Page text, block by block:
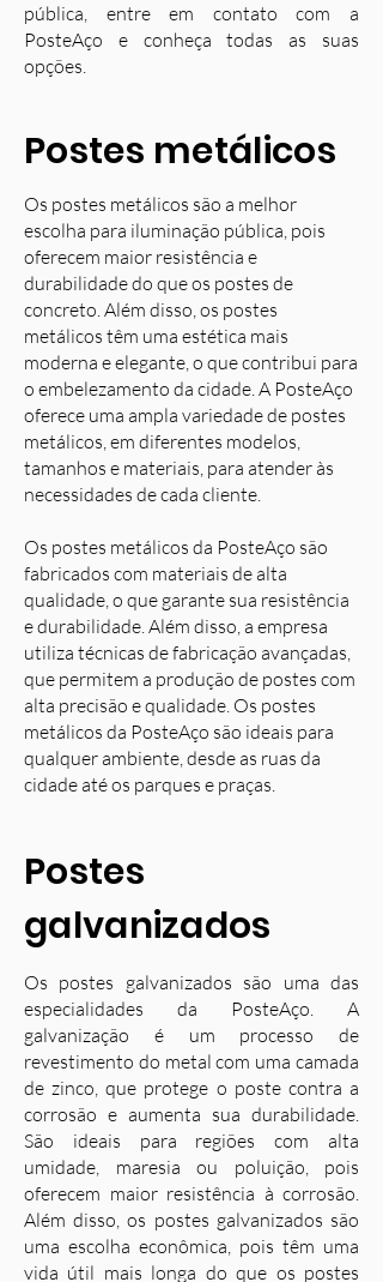
pública, entre em contato com a
PosteAço e conheça todas as suas
opções.
Postes metálicos
Os postes metálicos são a melhor
escolha para iluminação pública, pois
oferecem maior resistência e
durabilidade do que os postes de
concreto. Além disso, os postes
metálicos têm uma estética mais
moderna e elegante, o que contribui para
o embelezamento da cidade. A PosteAço
oferece uma ampla variedade de postes
metálicos, em diferentes modelos,
tamanhos e materiais, para atender às
necessidades de cada cliente.
Os postes metálicos da PosteAço são
fabricados com materiais de alta
qualidade, o que garante sua resistência
e durabilidade. Além disso, a empresa
utiliza técnicas de fabricação avançadas,
que permitem a produção de postes com
alta precisão e qualidade. Os postes
metálicos da PosteAço são ideais para
qualquer ambiente, desde as ruas da
cidade até os parques e praças.
Postes
galvanizados
Os postes galvanizados são uma das
especialidades da PosteAço. A
galvanização é um processo de
revestimento do metal com uma camada
de zinco, que protege o poste contra a
corrosão e aumenta sua durabilidade.
São ideais para regiões com alta
umidade, maresia ou poluição, pois
oferecem maior resistência à corrosão.
Além disso, os postes galvanizados são
uma escolha econômica, pois têm uma
vida útil mais longa do que os postes